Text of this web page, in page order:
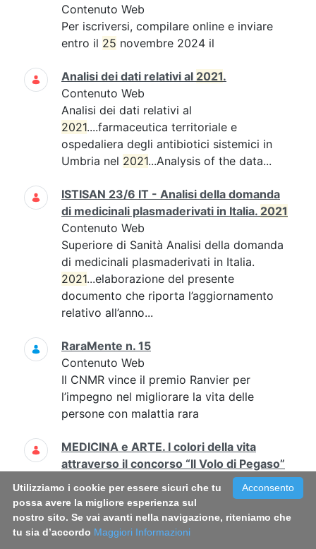
Contenuto Web
Per iscriversi, compilare online e inviare
entro il 25 novembre 2024 il
Analisi dei dati relativi al 2021.
Contenuto Web
Analisi dei dati relativi al
2021....farmaceutica territoriale e
ospedaliera degli antibiotici sistemici in
Umbria nel 2021...Analysis of the data...
ISTISAN 23/6 IT - Analisi della domanda
di medicinali plasmaderivati in Italia. 2021
Contenuto Web
Superiore di Sanità Analisi della domanda
di medicinali plasmaderivati in Italia.
2021...elaborazione del presente
documento che riporta l’aggiornamento
relativo all’anno...
RaraMente n. 15
Contenuto Web
Il CNMR vince il premio Ranvier per
l’impegno nel migliorare la vita delle
persone con malattia rara
MEDICINA e ARTE. I colori della vita
attraverso il concorso “Il Volo di Pegaso”
Contenuto Web
2021-02-23 non previsti Amalia Egle
Gentile, Antonella Sanseverino, Angela
Ruocco...angela.ruocco@iss.it; l'evento si
Acconsento
Utilizziamo i cookie per essere sicuri che tu
possa avere la migliore esperienza sul
nostro sito. Se vai avanti nella navigazione, riteniamo che
tu sia d’accordo Maggiori Informazioni